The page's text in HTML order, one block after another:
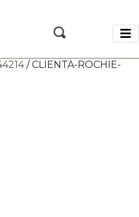
/ CLIENTA-ROCHIE-